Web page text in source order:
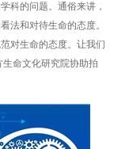
科的问题。通俗来讲，
法和对待生命的态度。
对生命的态度。让我们
命文化研究院协助拍